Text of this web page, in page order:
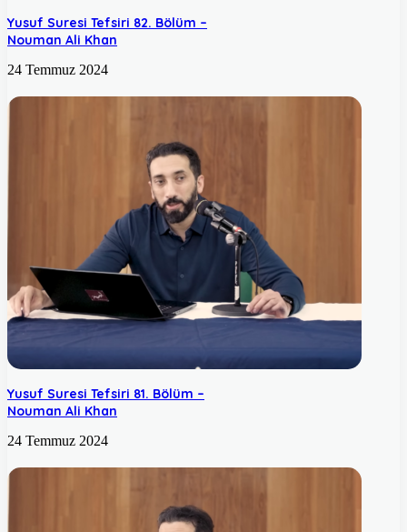
Yusuf Suresi Tefsiri 82. Bölüm –
Nouman Ali Khan
24 Temmuz 2024
Yusuf Suresi Tefsiri 81. Bölüm –
Nouman Ali Khan
24 Temmuz 2024